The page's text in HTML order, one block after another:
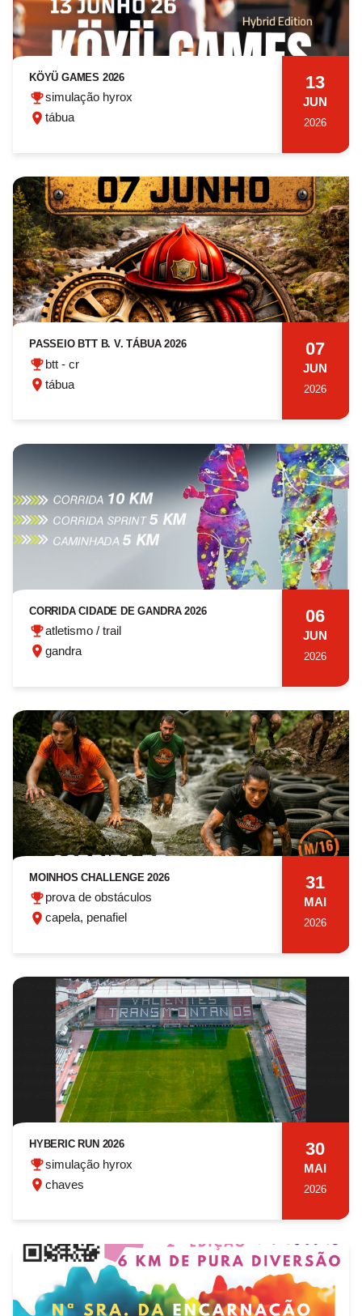
KÖYÜ GAMES 2026
simulação hyrox
tábua
13
JUN
2026
PASSEIO BTT B. V. TÁBUA 2026
btt - cr
tábua
07
JUN
2026
CORRIDA CIDADE DE GANDRA 2026
atletismo / trail
gandra
06
JUN
2026
MOINHOS CHALLENGE 2026
prova de obstáculos
capela, penafiel
31
MAI
2026
HYBERIC RUN 2026
simulação hyrox
chaves
30
MAI
2026